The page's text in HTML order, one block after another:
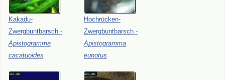
Kakadu-
Zwergbuntbarsch -
Apistogramma
cacatuoides
Hochrücken-
Zwergbuntbarsch -
Apistogramma
eunotus